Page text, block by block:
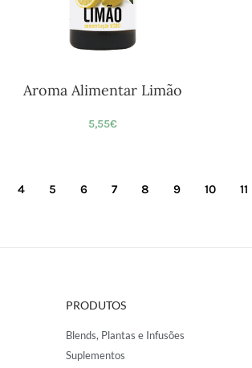
Aroma Alimentar Limão
5,55€
4 5 6 7 8 9 10 11
PRODUTOS
Blends, Plantas e Infusões
Suplementos